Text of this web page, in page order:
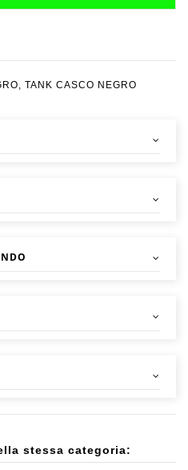
TANK CASCO NEGRO
stessa categoria: